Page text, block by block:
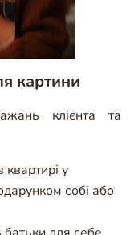
картини
клієнта та
у
собі або